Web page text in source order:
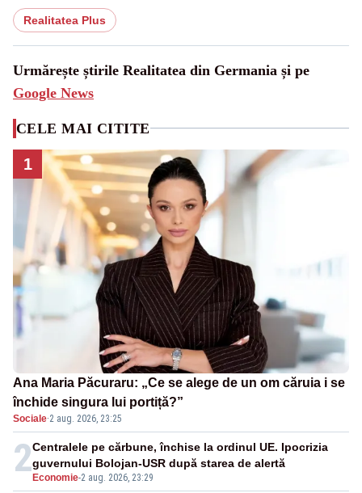
Realitatea Plus
Urmărește știrile Realitatea din Germania și pe
Google News
CELE MAI CITITE
1
Ana Maria Păcuraru: „Ce se alege de un om căruia i se
închide singura lui portiță?”
Sociale·2 aug. 2026, 23:25
2 Economie-2 aug. 2026, 23:29
Centralele pe cărbune, închise la ordinul UE. Ipocrizia
guvernului Bolojan-USR după starea de alertă